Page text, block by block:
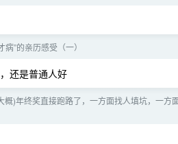
”的亲历感受（一）
还是普通人好
概)年终奖直接跑路了，一方面找人填坑，一方